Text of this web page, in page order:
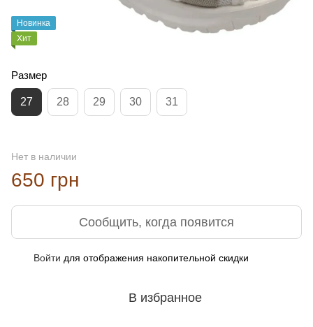
Новинка
Хит
Размер
27 28 29 30 31
Нет в наличии
650 грн
Сообщить, когда появится
Войти для отображения накопительной скидки
В избранное